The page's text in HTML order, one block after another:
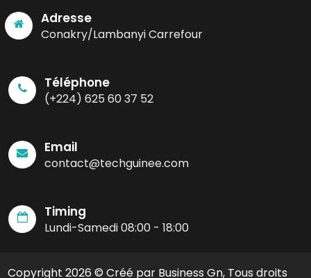
Adresse
Conakry/Lambanyi Carrefour
Téléphone
(+224) 625 60 37 52
Email
contact@techguinee.com
Timing
Lundi-Samedi 08:00 - 18:00
Copyright 2026 © Créé par Business Gn, Tous droits